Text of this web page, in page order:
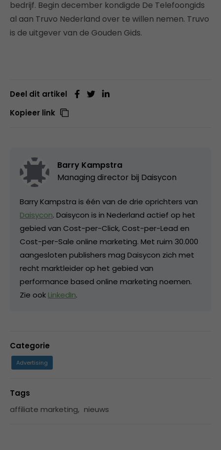
bedrijf. Begin december kondigde De Telefoongids
al aan Truvo Nederland over te willen nemen. Truvo
is de uitgever van de Gouden Gids.
Deel dit artikel
Kopieer link
Barry Kampstra
Managing director bij Daisycon
Barry Kampstra is één van de drie oprichters van
Daisycon. Daisycon is in Nederland actief op het
gebied van Cost-per-Click, Cost-per-Lead en
Cost-per-Sale online marketing. Met ruim 30.000
aangesloten publishers mag Daisycon zich met
recht marktleider op het gebied van
performance based online marketing noemen.
Zie ook LinkedIn.
Categorie
Advertising
Tags
affiliate marketing, nieuws